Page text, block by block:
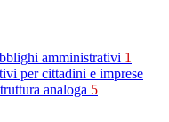
amministrativi 1
per cittadini e imprese
analoga 5